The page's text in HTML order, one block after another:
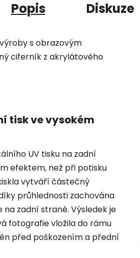
Popis Diskuze
s obrazovým
ciferník z akrylátového
tisk ve vysokém
UV tisku na zadní
efektem, než při potisku
vytváří částečný
průhlednosti zachována
zadní straně. Výsledek je
fotografie vložila do rámu
před poškozením a přední